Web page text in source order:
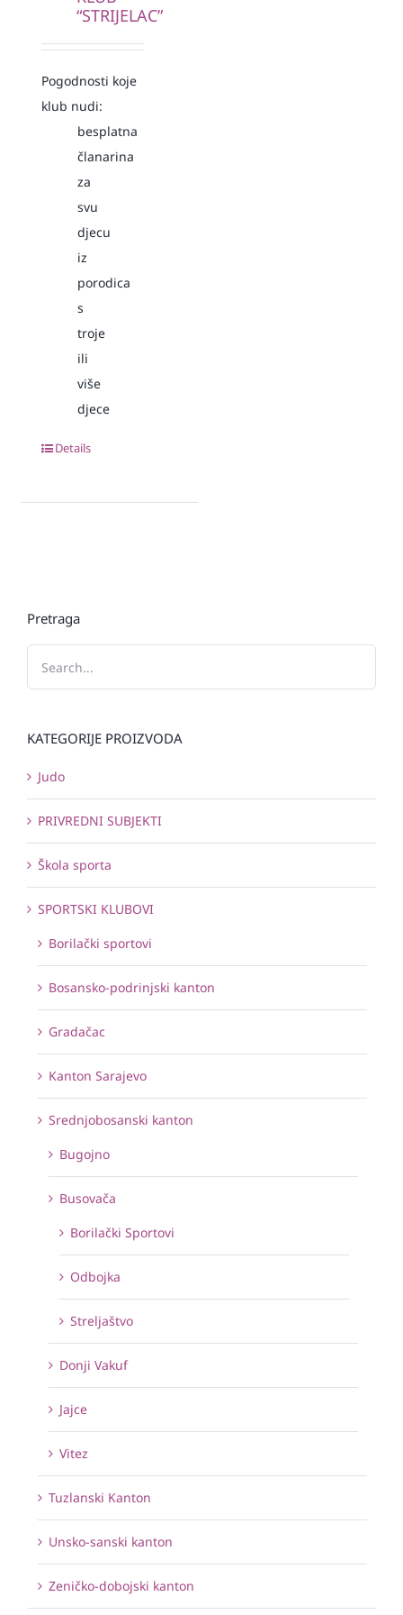
“STRIJELAC”
Pogodnosti koje
klub nudi:
besplatna
članarina
za
svu
djecu
iz
porodica
s
troje
ili
više
djece
Details
Pretraga
KATEGORIJE PROIZVODA
Judo
PRIVREDNI SUBJEKTI
Škola sporta
SPORTSKI KLUBOVI
Borilački sportovi
Bosansko-podrinjski kanton
Gradačac
Kanton Sarajevo
Srednjobosanski kanton
Bugojno
Busovača
Borilački Sportovi
Odbojka
Streljaštvo
Donji Vakuf
Jajce
Vitez
Tuzlanski Kanton
Unsko-sanski kanton
Zeničko-dobojski kanton